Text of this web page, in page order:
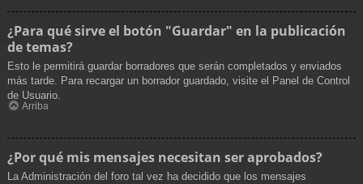
¿Para qué sirve el botón "Guardar" en la publicación
de temas?
Esto le permitirá guardar borradores que serán completados y enviados
más tarde. Para recargar un borrador guardado, visite el Panel de Control
de Usuario.
Arriba
¿Por qué mis mensajes necesitan ser aprobados?
La Administración del foro tal vez ha decidido que los mensajes